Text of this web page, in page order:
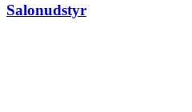
Salonudstyr